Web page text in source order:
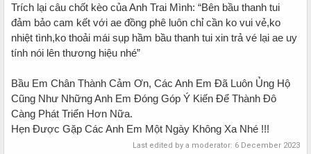
Trích lại câu chốt kèo của Anh Trai Mình: “Bên bầu thanh tui
đảm bảo cam kết với ae đồng phê luôn chỉ cần ko vui vẻ,ko
nhiệt tình,ko thoải mái sụp hầm bầu thanh tui xin trả vé lại ae uy
tính nói lên thương hiệu nhé”
Bầu Em Chân Thành Cảm Ơn, Các Anh Em Đã Luôn Ủng Hộ
Cũng Như Những Anh Em Đóng Góp Ý Kiến Để Thành Đô
Càng Phát Triển Hơn Nữa.
Hẹn Được Gặp Các Anh Em Một Ngày Không Xa Nhé !!!
Last edited by a moderator: 6 December 2023